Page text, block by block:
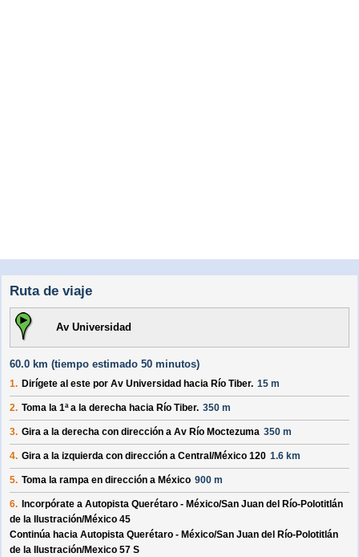
Ruta de viaje
Av Universidad
60.0 km (tiempo estimado 50 minutos)
1. Dirígete al este por Av Universidad hacia Río Tiber. 15 m
2. Toma la 1ª a la derecha hacia Río Tiber. 350 m
3. Gira a la derecha con dirección a Av Río Moctezuma 350 m
4. Gira a la izquierda con dirección a Central/México 120 1.6 km
5. Toma la rampa en dirección a México 900 m
6. Incorpórate a Autopista Querétaro - México/San Juan del Río-Polotitlán
de la Ilustración/México 45
Continúa hacia Autopista Querétaro - México/San Juan del Río-Polotitlán
de la Ilustración/Mexico 57 S